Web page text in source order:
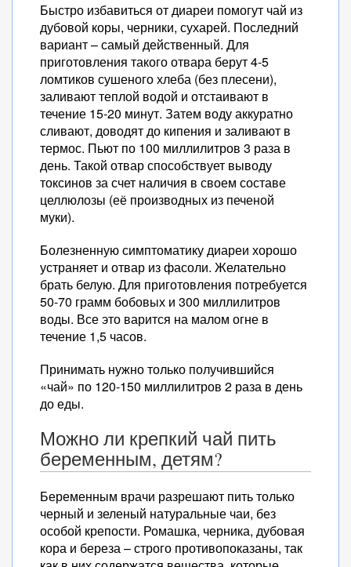
Быстро избавиться от диареи помогут чай из
дубовой коры, черники, сухарей. Последний
вариант – самый действенный. Для
приготовления такого отвара берут 4-5
ломтиков сушеного хлеба (без плесени),
заливают теплой водой и отстаивают в
течение 15-20 минут. Затем воду аккуратно
сливают, доводят до кипения и заливают в
термос. Пьют по 100 миллилитров 3 раза в
день. Такой отвар способствует выводу
токсинов за счет наличия в своем составе
целлюлозы (её производных из печеной
муки).
Болезненную симптоматику диареи хорошо
устраняет и отвар из фасоли. Желательно
брать белую. Для приготовления потребуется
50-70 грамм бобовых и 300 миллилитров
воды. Все это варится на малом огне в
течение 1,5 часов.
Принимать нужно только получившийся
«чай» по 120-150 миллилитров 2 раза в день
до еды.
Можно ли крепкий чай пить
беременным, детям?
Беременным врачи разрешают пить только
черный и зеленый натуральные чаи, без
особой крепости. Ромашка, черника, дубовая
кора и береза – строго противопоказаны, так